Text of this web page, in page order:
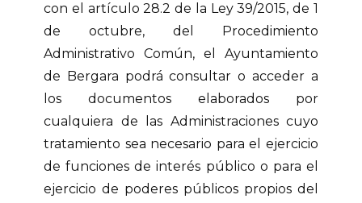
con el artículo 28.2 de la Ley 39/2015, de 1
de octubre, del Procedimiento
Administrativo Común, el Ayuntamiento
de Bergara podrá consultar o acceder a
los documentos elaborados por
cualquiera de las Administraciones cuyo
tratamiento sea necesario para el ejercicio
de funciones de interés público o para el
ejercicio de poderes públicos propios del